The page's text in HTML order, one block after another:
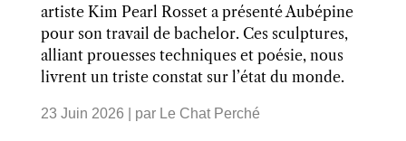
artiste Kim Pearl Rosset a présenté Aubépine
pour son travail de bachelor. Ces sculptures,
alliant prouesses techniques et poésie, nous
livrent un triste constat sur l’état du monde.
23 Juin 2026 | par Le Chat Perché